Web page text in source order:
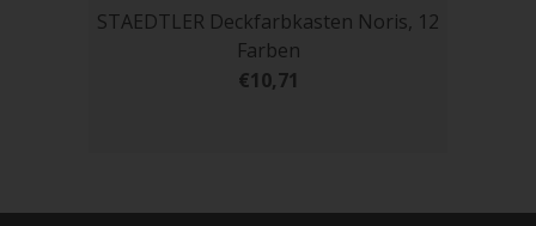
STAEDTLER Deckfarbkasten Noris, 12
Farben
€10,71